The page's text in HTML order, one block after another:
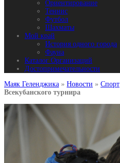
Ориентирование
Теннис
Футбол
Шахматы
Мой край
История одного города
Фауна
Каталог Организаций
Достопримечательности
Маяк Геленджика » Новости » Спорт
Всекубанского турнира